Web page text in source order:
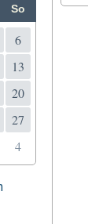
So
6
13
20
27
4